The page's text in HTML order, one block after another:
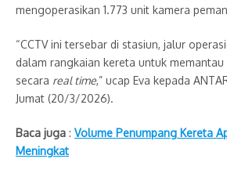
mengoperasikan 1.773 unit kamera
“CCTV ini tersebar di stasiun, jalur
dalam rangkaian kereta untuk
secara real time,” ucap Eva kepada
Jumat (20/3/2026).
Baca juga : Volume Penumpang Kereta
Meningkat